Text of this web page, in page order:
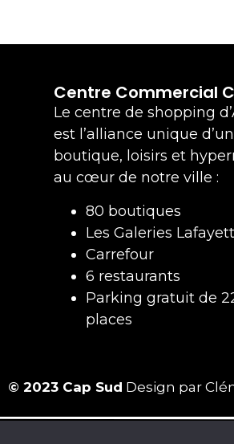
Centre Commercial
Le centre de shopping
est l’alliance unique
boutique, loisirs et
au cœur de notre ville :
80 boutiques
Les Galeries
Carrefour
6 restaurants
Parking gratuit de
places
© 2023 Cap Sud Design par